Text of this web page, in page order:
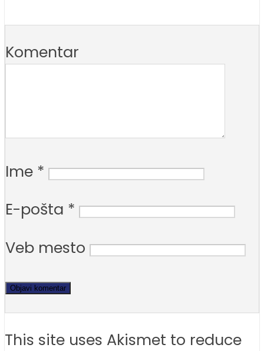
Komentar
Ime *
E-pošta *
Veb mesto
This site uses Akismet to reduce